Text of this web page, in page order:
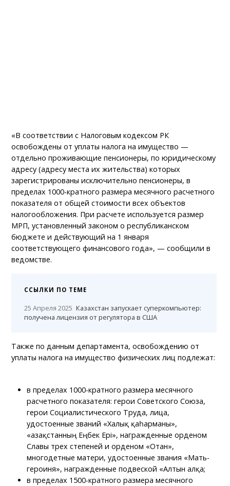
«В соответствии с Налоговым кодексом РК
освобождены от уплаты налога на имущество —
отдельно проживающие пенсионеры, по юридическому
адресу (адресу места их жительства) которых
зарегистрированы исключительно пенсионеры, в
пределах 1000-кратного размера месячного расчетного
показателя от общей стоимости всех объектов
налогообложения. При расчете используется размер
МРП, установленный законом о республиканском
бюджете и действующий на 1 января
соответствующего финансового года», — сообщили в
ведомстве.
ССЫЛКИ ПО ТЕМЕ
25 Апреля 2025 Казахстан запускает суперкомпьютер:
получена лицензия от регулятора в США
Также по данным департамента, освобождению от
уплаты налога на имущество физических лиц подлежат:
в пределах 1000-кратного размера месячного
расчетного показателя: герои Советского Союза,
герои Социалистического Труда, лица,
удостоенные званий «Халық қаһарманы»,
«Қазақстанның Еңбек Epi», награжденные орденом
Славы трех степеней и орденом «Отан»,
многодетные матери, удостоенные звания «Мать-
героиня», награжденные подвеской «Алтын алқа;
в пределах 1500-кратного размера месячного